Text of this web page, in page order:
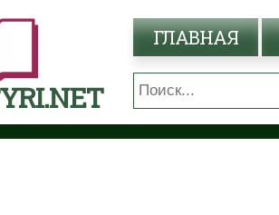
ГЛАВНАЯ